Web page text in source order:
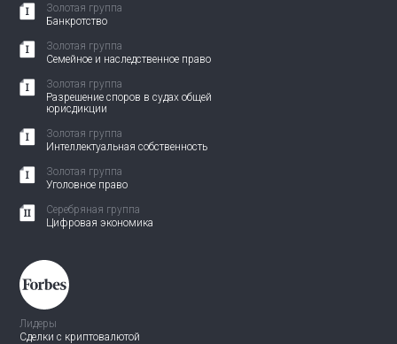
Золотая группа
Банкротство
Золотая группа
Семейное и наследственное право
Золотая группа
Разрешение споров в судах общей
юрисдикции
Золотая группа
Интеллектуальная собственность
Золотая группа
Уголовное право
Серебряная группа
Цифровая экономика
Лидеры
Сделки с криптовалютой